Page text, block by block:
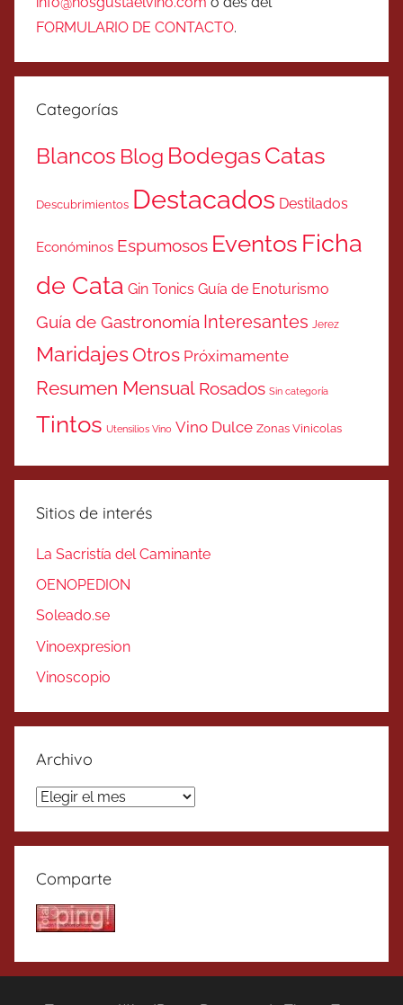
FORMULARIO DE CONTACTO.
Categorías
Blancos Blog BodegasCatas
Descubrimientos Destacados Destilados
Económinos Espumosos Eventos Ficha
de Cata Gin Tonics Guía de Enoturismo
Guía de Gastronomía Interesantes Jerez
MaridajesOtros Próximamente
Resumen Mensual Rosados Sin categoría
Tintos Utensilios Vino Vino Dulce Zonas Vinicolas
Sitios de interés
La Sacristía del Caminante
OENOPEDION
Soleado.se
Vinoexpresion
Vinoscopio
Archivo
Archivo
Comparte